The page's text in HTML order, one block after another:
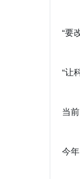
“要
“让
当
今